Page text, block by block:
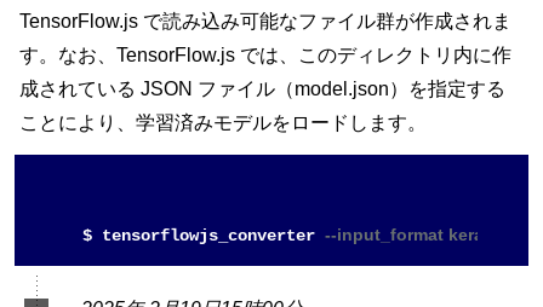
TensorFlow.js で読み込み可能なファイル群が作成されま
す。なお、TensorFlow.js では、このディレクトリ内に作
成されている JSON ファイル（model.json）を指定する
ことにより、学習済みモデルをロードします。
$ tensorflowjs_converter --input_format keras